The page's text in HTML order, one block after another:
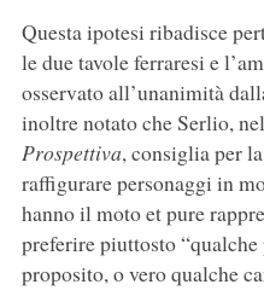
Questa ipotesi ribadisce
le due tavole ferraresi e
osservato all’unanimità
inoltre notato che Serlio, nel
Prospettiva, consiglia per
raffigurare personaggi in
hanno il moto et pure
preferire piuttosto “qualche
proposito, o vero qualche